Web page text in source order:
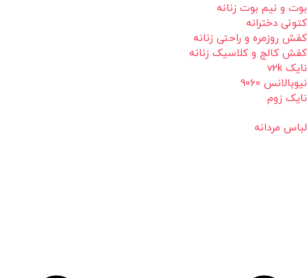
بوت و نیم بوت زنانه
کتونی دخترانه
کفش روزمره و راحتی زنانه
کفش کالج و کلاسیک زنانه
نایک v2k
نیوبالانس 9060
نایک زوم
لباس مردانه